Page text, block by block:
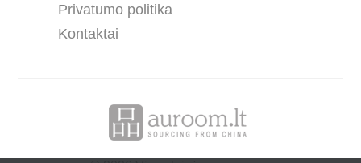
Privatumo politika
Kontaktai